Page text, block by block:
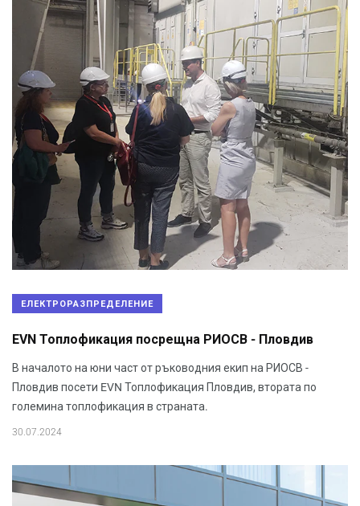
ЕЛЕКТРОРАЗПРЕДЕЛЕНИЕ
EVN Топлофикация посрещна РИОСВ - Пловдив
В началото на юни част от ръководния екип на РИОСВ -
Пловдив посети EVN Топлофикация Пловдив, втората по
големина топлофикация в страната.
30.07.2024